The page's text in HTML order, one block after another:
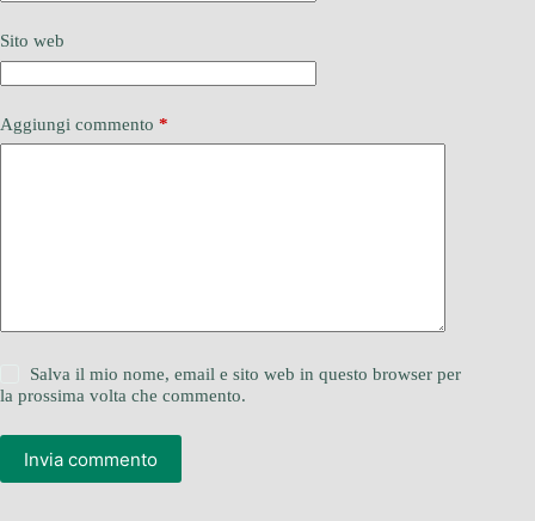
Sito web
Aggiungi commento *
Salva il mio nome, email e sito web in questo browser per
la prossima volta che commento.
Invia commento